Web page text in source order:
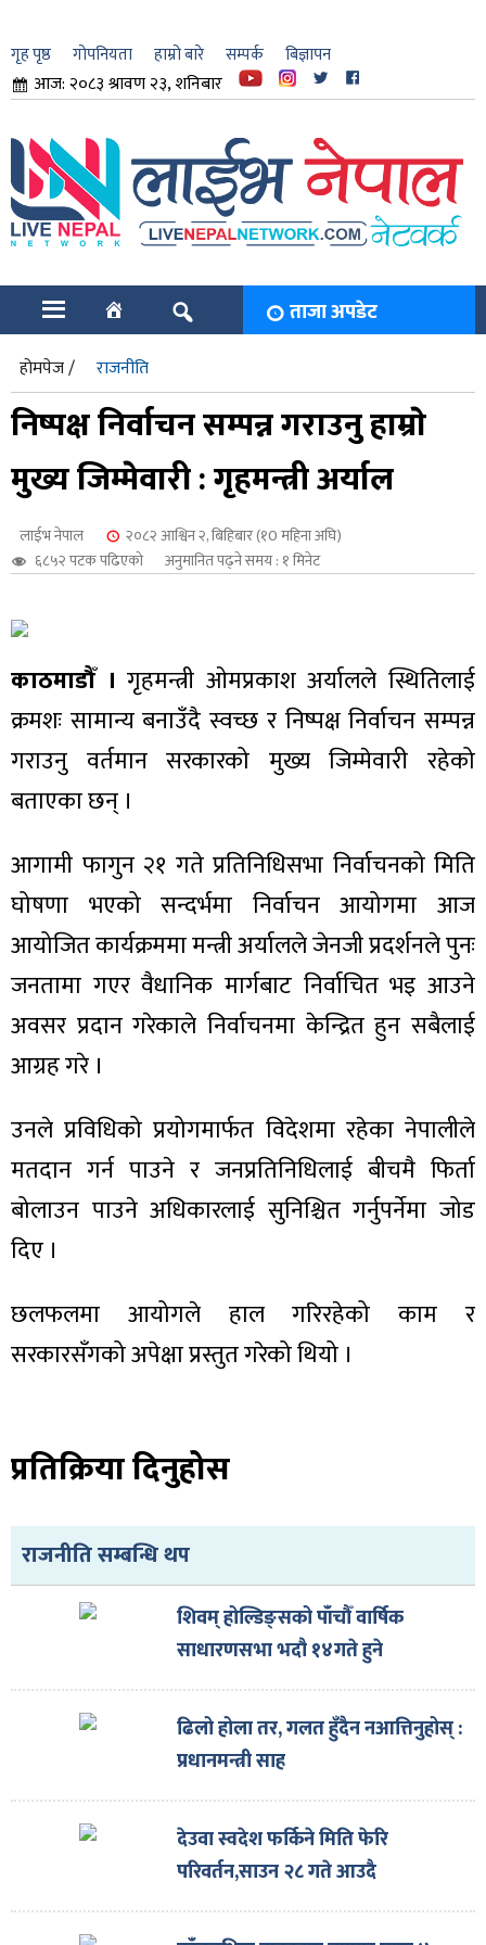
गृह पृष्ठ गोपनियता हाम्रो बारे सम्पर्क बिज्ञापन
आज: २०८३ श्रावण २३, शनिबार
ताजा अपडेट
होमपेज / राजनीति
निष्पक्ष निर्वाचन सम्पन्न गराउनु हाम्राे
मुख्य जिम्मेवारी : गृहमन्त्री अर्याल
लाईभ नेपाल
२०८२ आश्विन २, बिहिबार (१0 महिना अघि)
६८५२ पटक पढिएको
अनुमानित पढ्ने समय : १ मिनेट
काठमाडौँ । गृहमन्त्री ओमप्रकाश अर्यालले स्थितिलाई
क्रमशः सामान्य बनाउँदै स्वच्छ र निष्पक्ष निर्वाचन सम्पन्न
गराउनु वर्तमान सरकारको मुख्य जिम्मेवारी रहेको
बताएका छन् ।
आगामी फागुन २१ गते प्रतिनिधिसभा निर्वाचनको मिति
घोषणा भएको सन्दर्भमा निर्वाचन आयोगमा आज
आयोजित कार्यक्रममा मन्त्री अर्यालले जेनजी प्रदर्शनले पुनः
जनतामा गएर वैधानिक मार्गबाट निर्वाचित भइ आउने
अवसर प्रदान गरेकाले निर्वाचनमा केन्द्रित हुन सबैलाई
आग्रह गरे ।
उनले प्रविधिको प्रयोगमार्फत विदेशमा रहेका नेपालीले
मतदान गर्न पाउने र जनप्रतिनिधिलाई बीचमै फिर्ता
बोलाउन पाउने अधिकारलाई सुनिश्चित गर्नुपर्नेमा जोड
दिए ।
छलफलमा आयोगले हाल गरिरहेको काम र
सरकारसँगको अपेक्षा प्रस्तुत गरेको थियो ।
प्रतिक्रिया दिनुहोस
राजनीति सम्बन्धि थप
शिवम् होल्डिङ्सको पाँचौँ वार्षिक
साधारणसभा भदौ १४गते हुने
ढिलो होला तर, गलत हुँदैन नआत्तिनुहोस् :
प्रधानमन्त्री साह
देउवा स्वदेश फर्किने मिति फेरि
परिवर्तन,साउन २८ गते आउदै